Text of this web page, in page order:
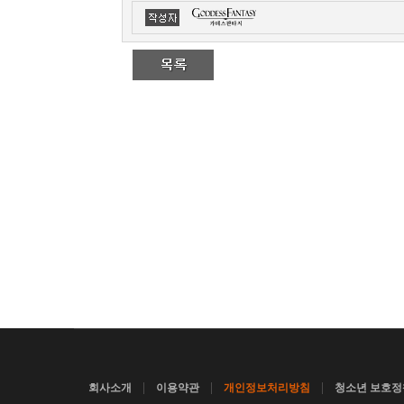
회사소개 이용약관 개인정보처리방침 청소년 보호정